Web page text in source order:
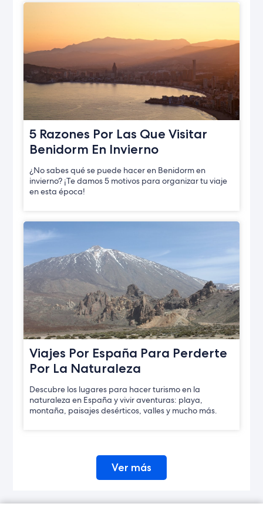
5 Razones Por Las Que Visitar
Benidorm En Invierno
¿No sabes qué se puede hacer en Benidorm en
invierno? ¡Te damos 5 motivos para organizar tu viaje
en esta época!
Viajes Por España Para Perderte
Por La Naturaleza
Descubre los lugares para hacer turismo en la
naturaleza en España y vivir aventuras: playa,
montaña, paisajes desérticos, valles y mucho más.
Ver más